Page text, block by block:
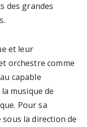
des grandes
et leur
orchestre comme
capable
musique de
Pour sa
la direction de